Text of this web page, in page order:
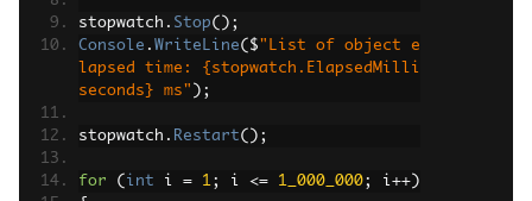
stopwatch . Stop();
Console . WriteLine( $ "List of object e
lapsed time: {stopwatch.ElapsedMilli
seconds} ms" );
stopwatch . Restart();
for ( int i = 1; i <= 1_000_000; i++)